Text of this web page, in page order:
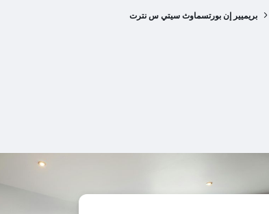
بريميير إن بورتسماوث سيتي س نترت